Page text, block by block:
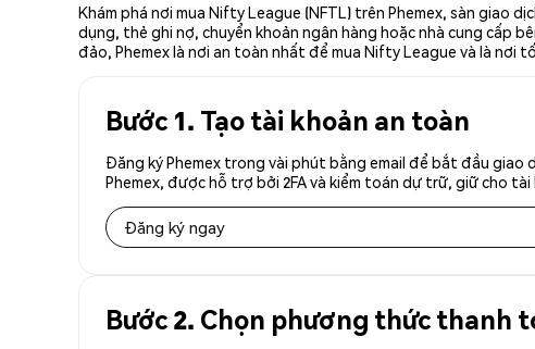
Khám phá nơi mua Nifty League (NFTL) trên Phemex, sàn giao
dụng, thẻ ghi nợ, chuyển khoản ngân hàng hoặc nhà cung cấp
đảo, Phemex là nơi an toàn nhất để mua Nifty League và là
Bước 1. Tạo tài khoản an toàn
Đăng ký Phemex trong vài phút bằng email để bắt đầu giao
Phemex, được hỗ trợ bởi 2FA và kiểm toán dự trữ, giữ cho
Đăng ký ngay
Bước 2. Chọn phương thức thanh